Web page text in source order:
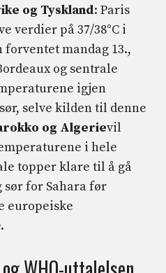
og Tyskland: Paris
verdier på 37/38°C i
mandag 13.,
og sentrale
igjen
selve kilden til denne
og Algerievil
i hele
topper klare til å gå
sør for Sahara før
europeiske